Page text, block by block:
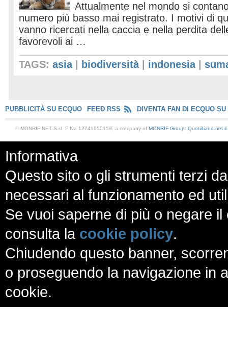
Attualmente nel mondo si
numero più basso mai registrato. I motivi di
vanno ricercati nella caccia e nella perdita
favorevoli ai …
TAGS: asia| biodiversità| indonesia|
PUBBLICITÀ SU ECQUO FEED RSS DIVENTA FAN DI ECQUO SU
© MONRIF NET S.r.l. P.Iva 12741650159, a company of MONRIF Group: Quotidiano.net il
Informativa
Questo sito o gli strumenti terzi
necessari al funzionamento ed
Se vuoi saperne di più o negare
consulta la cookie policy.
Chiudendo questo banner,
o proseguendo la navigazione in
cookie.